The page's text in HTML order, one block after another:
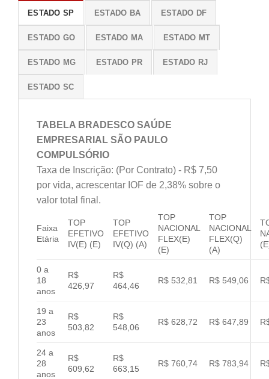
ESTADO SP ESTADO BA ESTADO DF
ESTADO GO ESTADO MA ESTADO MT
ESTADO MG ESTADO PR ESTADO RJ
ESTADO SC
TABELA BRADESCO SAÚDE
EMPRESARIAL SÃO PAULO
COMPULSÓRIO
Taxa de Inscrição: (Por Contrato) - R$ 7,50
por vida, acrescentar IOF de 2,38% sobre o
valor total final.
Faixa
Etária
TOP
EFETIVO
IV(E) (E)
TOP
EFETIVO
IV(Q) (A)
TOP
NACIONAL
FLEX(E)
(E)
TOP
NACIONAL
FLEX(Q)
(A)
0 a
18
anos
R$
426,97
R$
464,46
R$ 532,81 R$ 549,06
19 a
23
anos
R$
503,82
R$
548,06
R$ 628,72 R$ 647,89
24 a
28
anos
R$
609,62
R$
663,15
R$ 760,74 R$ 783,94